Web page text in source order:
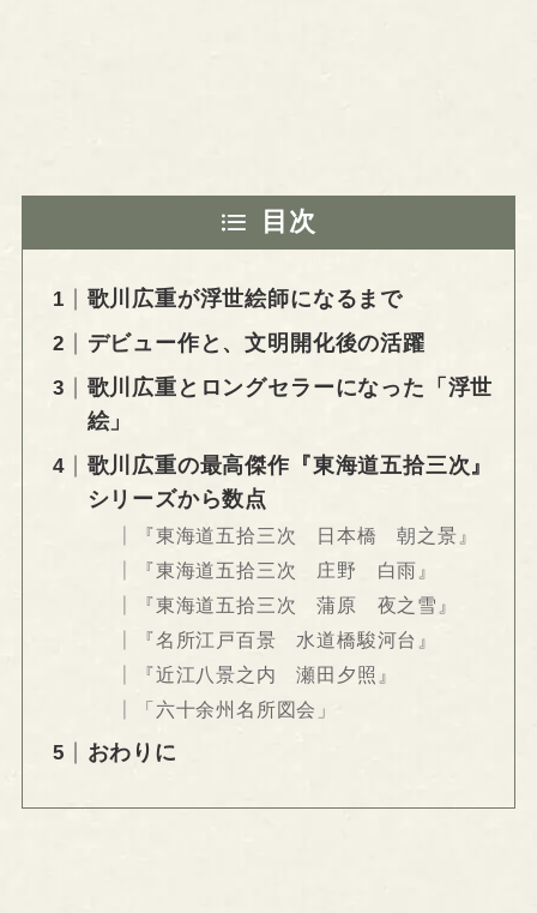
目次
歌川広重が浮世絵師になるまで
デビュー作と、文明開化後の活躍
歌川広重とロングセラーになった「浮世
絵」
歌川広重の最高傑作『東海道五拾三次』
シリーズから数点
『東海道五拾三次 日本橋 朝之景』
『東海道五拾三次 庄野 白雨』
『東海道五拾三次 蒲原 夜之雪』
『名所江戸百景 水道橋駿河台』
『近江八景之内 瀬田夕照』
「六十余州名所図会」
おわりに